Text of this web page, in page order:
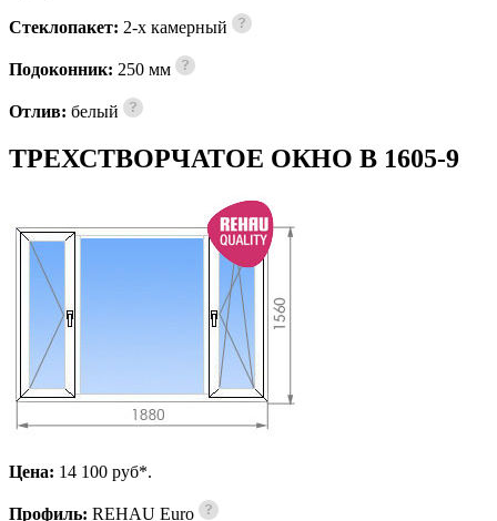
Стеклопакет: 2-х камерный
Подоконник: 250 мм
Отлив: белый
ТРЕХСТВОРЧАТОЕ ОКНО В 1605-9
Цена: 14 100 pуб*.
Профиль: REHAU Euro